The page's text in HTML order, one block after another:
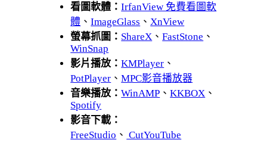
看圖軟體：IrfanView 免費看圖軟
體 、ImageGlass 、 XnView
螢幕抓圖： ShareX 、FastStone 、
WinSnap
影片播放：KMPlayer 、
PotPlayer 、MPC影音播放器
音樂播放：WinAMP 、KKBOX 、
Spotify
影音下載：
FreeStudio 、 CutYouTube